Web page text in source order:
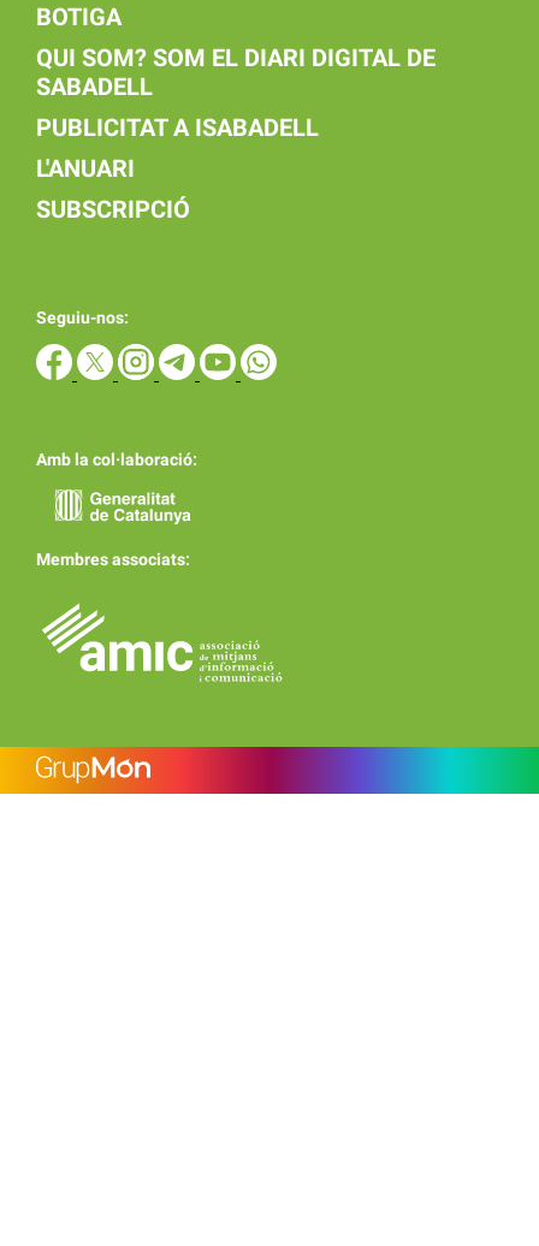
BOTIGA
QUI SOM? SOM EL DIARI DIGITAL DE
SABADELL
PUBLICITAT A ISABADELL
L'ANUARI
SUBSCRIPCIÓ
Seguiu-nos:
Amb la col·laboració:
Membres associats: